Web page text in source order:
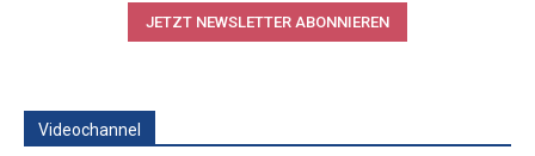
JETZT NEWSLETTER ABONNIEREN
Videochannel